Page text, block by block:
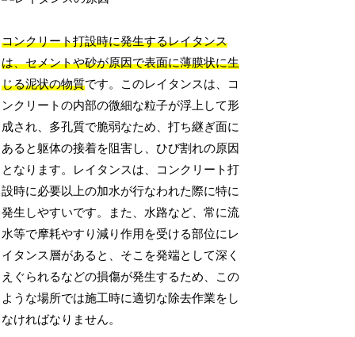
コンクリート打設時に発生するレイタンス
は、セメントや砂が原因で表面に薄膜状に生
じる泥状の物質です。このレイタンスは、コ
ンクリートの内部の微細な粒子が浮上して形
成され、多孔質で脆弱なため、打ち継ぎ面に
あると躯体の接着を阻害し、ひび割れの原因
となります。レイタンスは、コンクリート打
設時に必要以上の加水が行なわれた際に特に
発生しやすいです。また、水路など、常に流
水等で摩耗やすり減り作用を受ける部位にレ
イタンス層があると、そこを発端として深く
えぐられるなどの損傷が発生するため、この
ような場所では施工時に適切な除去作業をし
なければなりません。